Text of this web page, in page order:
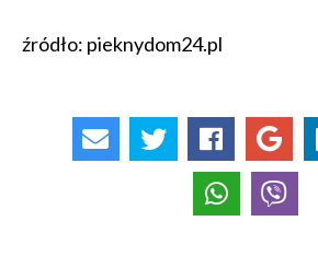
źródło: pieknydom24.pl